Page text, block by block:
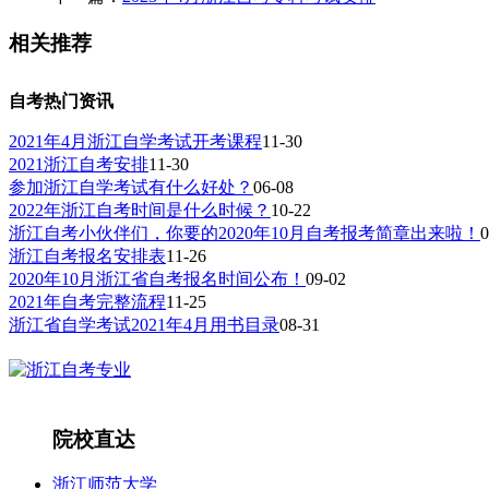
相关推荐
自考热门资讯
2021年4月浙江自学考试开考课程11-30
2021浙江自考安排11-30
参加浙江自学考试有什么好处？ 06-08
2022年浙江自考时间是什么时候？ 10-22
浙江自考小伙伴们，你要的2020年10月自考报考简章出来啦！
浙江自考报名安排表11-26
2020年10月浙江省自考报名时间公布！ 09-02
2021年自考完整流程11-25
浙江省自学考试2021年4月用书目录08-31
院校直达
浙江师范大学